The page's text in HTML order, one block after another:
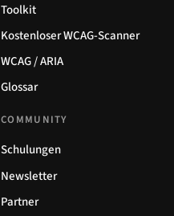
Toolkit
Kostenloser WCAG-Scanner
WCAG / ARIA
Glossar
COMMUNITY
Schulungen
Newsletter
Partner